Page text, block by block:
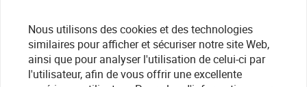
Nous utilisons des cookies et des technologies
similaires pour afficher et sécuriser notre site Web,
ainsi que pour analyser l'utilisation de celui-ci par
l'utilisateur, afin de vous offrir une excellente